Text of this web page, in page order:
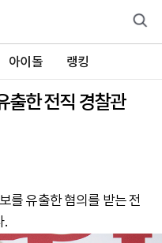
아이돌 랭킹
출한 전직 경찰관
를 유출한 혐의를 받는 전
.